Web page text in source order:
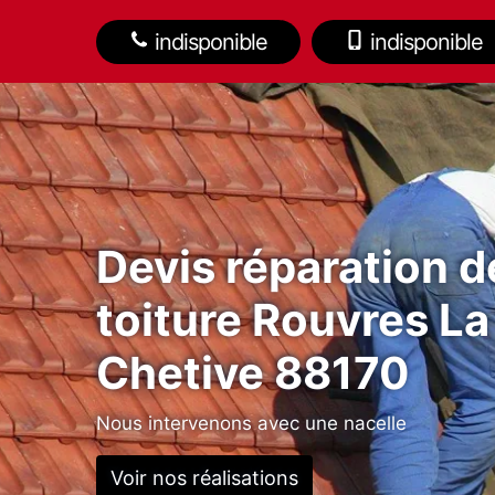
indisponible indisponible
Devis réparation
toiture Rouvres La
Chetive 88170
Nous intervenons avec une nacelle
Voir nos réalisations